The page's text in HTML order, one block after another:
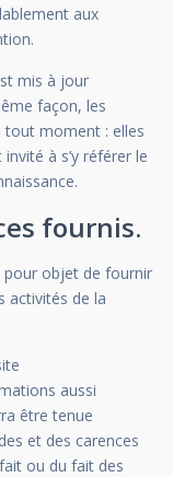
aux
mis à jour
façon, les
tout moment : elles
à s’y référer le
fournis.
pour objet de fournir
activités de la
aussi
être tenue
et des carences
ou du fait des